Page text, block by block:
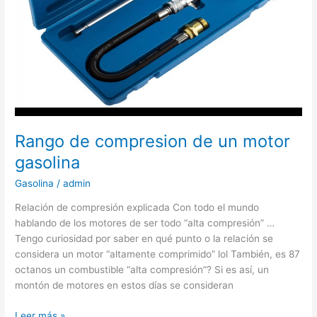
Rango de compresion de un motor
gasolina
Gasolina /admin
Relación de compresión explicada Con todo el mundo
hablando de los motores de ser todo “alta compresión” …
Tengo curiosidad por saber en qué punto o la relación se
considera un motor “altamente comprimido” lol También, es 87
octanos un combustible “alta compresión”? Si es así, un
montón de motores en estos días se consideran
Rango